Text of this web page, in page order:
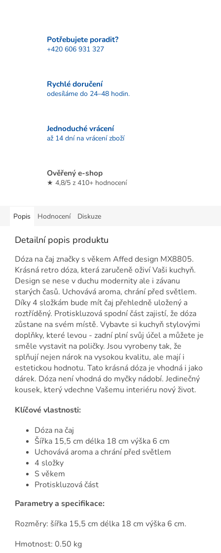
Potřebujete poradit?
+420 606 931 327
Rychlé doručení
odesíláme do 24–48 hodin.
Jednoduché vrácení
až 14 dní na vrácení zboží
Ověřený e-shop
★ 4,8/5 z 410+ hodnocení
Popis Hodnocení Diskuze
Detailní popis produktu
Dóza na čaj značky s věkem Affed design MX8805.
Krásná retro dóza, která zaručeně oživí Vaši kuchyň.
Design se nese v duchu modernity ale i závanu
starých časů. Uchovává aroma, chrání před světlem.
Díky 4 složkám bude mít čaj přehledně uložený a
roztříděný. Protiskluzová spodní část zajistí, že dóza
zůstane na svém místě. Vybavte si kuchyň stylovými
doplňky, které levou - zadní plní svůj účel a můžete je
směle vystavit na poličky. Jsou vyrobeny tak, že
splňují nejen nárok na vysokou kvalitu, ale mají i
estetickou hodnotu. Tato krásná dóza je vhodná i jako
dárek. Dóza není vhodná do myčky nádobí. Jedinečný
kousek, který vdechne Vašemu interiéru nový život.
Klíčové vlastnosti:
Dóza na čaj
Šířka 15,5 cm délka 18 cm výška 6 cm
Uchovává aroma a chrání před světlem
4 složky
S věkem
Protiskluzová část
Parametry a specifikace:
Rozměry: šířka 15,5 cm délka 18 cm výška 6 cm.
Hmotnost: 0.50 kg